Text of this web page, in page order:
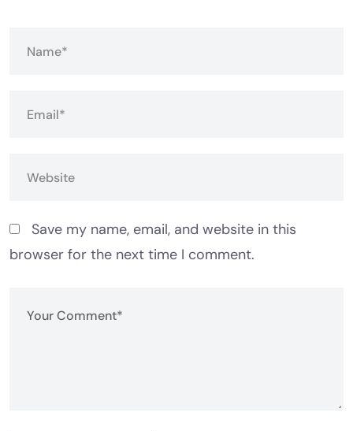
Save my name, email, and website in this
browser for the next time I comment.